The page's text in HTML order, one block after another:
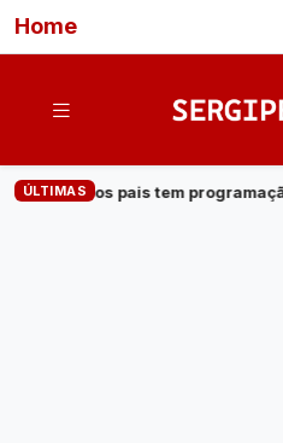
Home
ÚLTIMASespecial no Shopping Prêmio